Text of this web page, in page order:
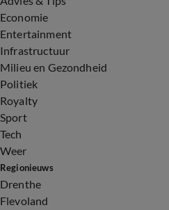
Economie
Entertainment
Infrastructuur
Milieu en Gezondheid
Politiek
Royalty
Sport
Tech
Weer
Regionieuws
Drenthe
Flevoland